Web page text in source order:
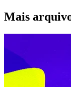
Mais